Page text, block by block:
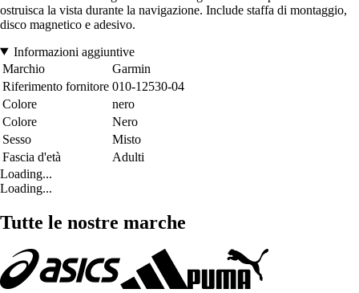
ostruisca la vista durante la navigazione. Include staffa di montaggio,
disco magnetico e adesivo.
Informazioni aggiuntive
Marchio
Garmin
Riferimento fornitore 010-12530-04
Colore
nero
Colore
Nero
Sesso
Misto
Fascia d'età
Adulti
Loading...
Loading...
Tutte le nostre marche